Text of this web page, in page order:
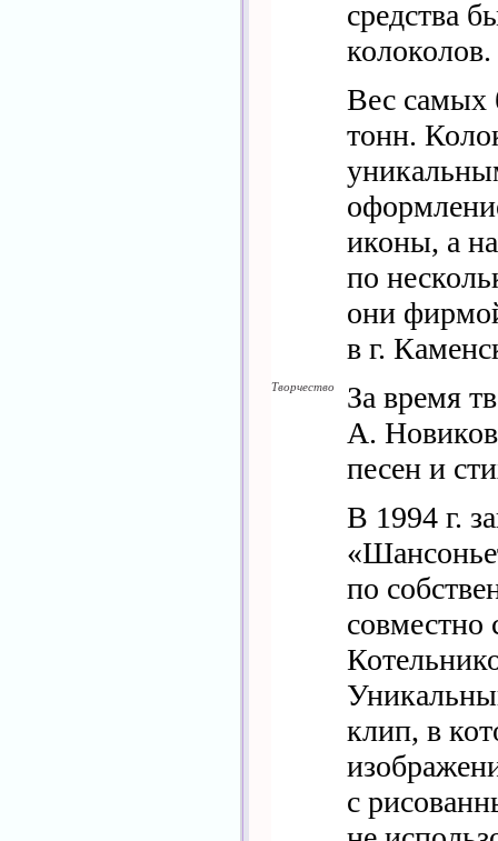
средства
колоколов.
Вес самых
тонн.
иконы, а
по
они
в г.
Творчество
За время
А. Новиков
песен и
В 1994 г.
по
совместно
клип, в
с